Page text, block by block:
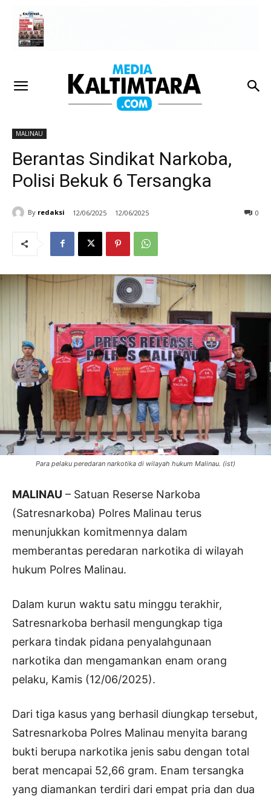
MALINAU
Berantas Sindikat Narkoba,
Polisi Bekuk 6 Tersangka
By redaksi 12/06/2025 12/06/2025 0
Para pelaku peredaran narkotika di wilayah hukum Malinau. (ist)
MALINAU – Satuan Reserse Narkoba
(Satresnarkoba) Polres Malinau terus
menunjukkan komitmennya dalam
memberantas peredaran narkotika di wilayah
hukum Polres Malinau.
Dalam kurun waktu satu minggu terakhir,
Satresnarkoba berhasil mengungkap tiga
perkara tindak pidana penyalahgunaan
narkotika dan mengamankan enam orang
pelaku, Kamis (12/06/2025).
Dari tiga kasus yang berhasil diungkap tersebut,
Satresnarkoba Polres Malinau menyita barang
bukti berupa narkotika jenis sabu dengan total
berat mencapai 52,66 gram. Enam tersangka
yang diamankan terdiri dari empat pria dan dua